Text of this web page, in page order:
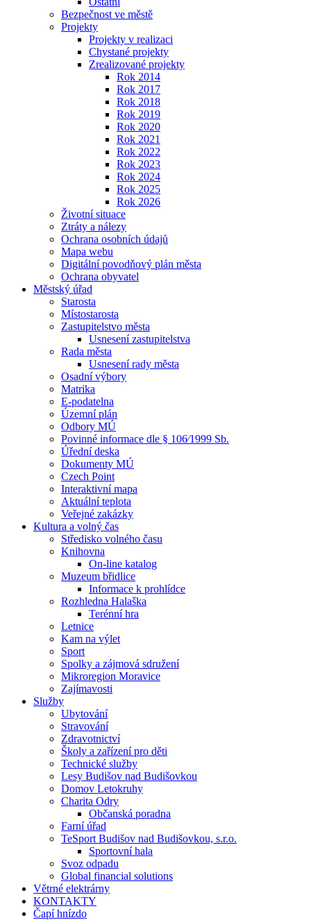
Bezpečnost ve městě
Projekty
Projekty v realizaci
Chystané projekty
Zrealizované projekty
Rok 2014
Rok 2017
Rok 2018
Rok 2019
Rok 2020
Rok 2021
Rok 2022
Rok 2023
Rok 2024
Rok 2025
Rok 2026
Životní situace
Ztráty a nálezy
Ochrana osobních údajů
Mapa webu
Digitální povodňový plán města
Ochrana obyvatel
Městský úřad
Starosta
Místostarosta
Zastupitelstvo města
Usnesení zastupitelstva
Rada města
Usnesení rady města
Osadní výbory
Matrika
E-podatelna
Územní plán
Odbory MÚ
Povinné informace dle § 106⁄1999 Sb.
Úřední deska
Dokumenty MÚ
Czech Point
Interaktivní mapa
Aktuální teplota
Veřejné zakázky
Kultura a volný čas
Středisko volného času
Knihovna
On-line katalog
Muzeum břidlice
Informace k prohlídce
Rozhledna Halaška
Terénní hra
Letnice
Kam na výlet
Sport
Spolky a zájmová sdružení
Mikroregion Moravice
Zajímavosti
Služby
Ubytování
Stravování
Zdravotnictví
Školy a zařízení pro děti
Technické služby
Lesy Budišov nad Budišovkou
Domov Letokruhy
Charita Odry
Občanská poradna
Farní úřad
TeSport Budišov nad Budišovkou, s.r.o.
Sportovní hala
Svoz odpadu
Global financial solutions
Větrné elektrárny
KONTAKTY
Čapí hnízdo